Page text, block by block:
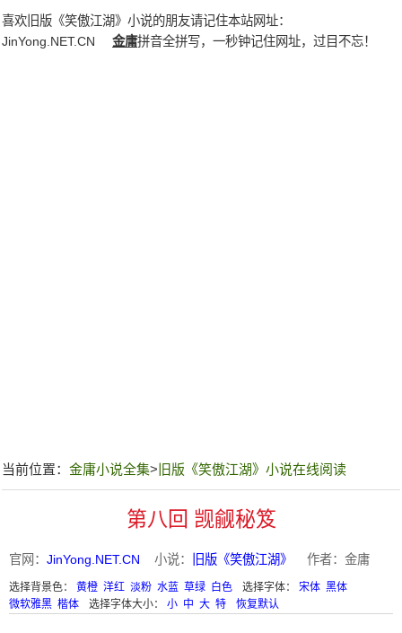
喜欢旧版《笑傲江湖》小说的朋友请记住本站网址：
JinYong.NET.CN
金庸拼音全拼写，一秒钟记住网址，过目不忘！
当前位置： 金庸小说全集> 旧版《笑傲江湖》小说在线阅读
第八回 觊觎秘笈
官网： JinYong.NET.CN 小说： 旧版《笑傲江湖》 作者：金庸
选择背景色： 黄橙 洋红 淡粉 水蓝 草绿 白色 选择字体： 宋体 黑体
微软雅黑 楷体 选择字体大小： 小 中 大 特 恢复默认